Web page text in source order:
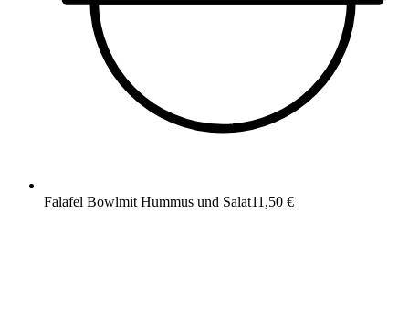
Falafel Bowlmit Hummus und Salat11,50 €